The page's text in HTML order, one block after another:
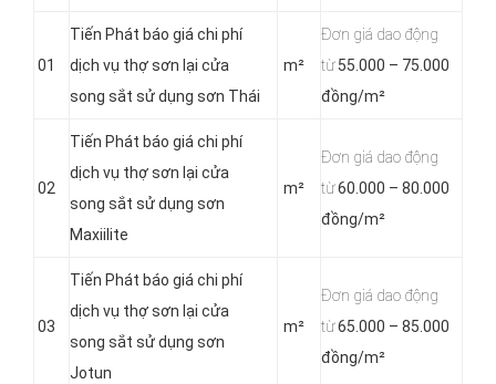
01
Tiến Phát báo giá chi phí
dịch vụ thợ sơn lại cửa
song sắt sử dụng sơn Thái
m²
Đơn giá dao động
từ55.000 – 75.000
đồng/m²
02
Tiến Phát báo giá chi phí
dịch vụ thợ sơn lại cửa
song sắt sử dụng sơn
Maxiilite
m²
Đơn giá dao động
từ60.000 – 80.000
đồng/m²
03
Tiến Phát báo giá chi phí
dịch vụ thợ sơn lại cửa
song sắt sử dụng sơn
Jotun
m²
Đơn giá dao động
từ65.000 – 85.000
đồng/m²